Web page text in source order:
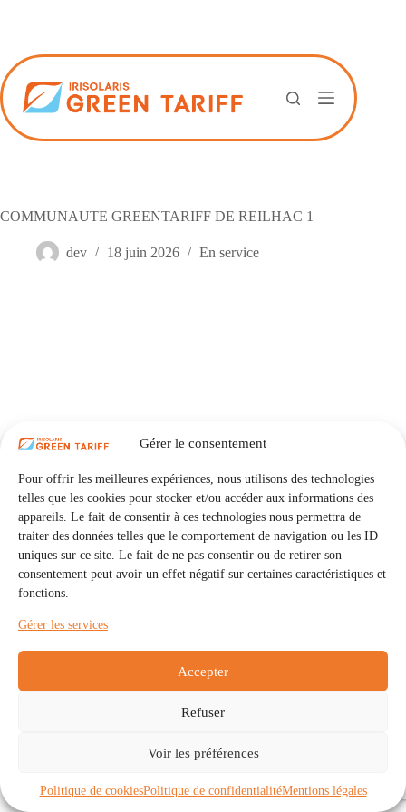
Gérer le consentement
Pour offrir les meilleures expériences, nous utilisons des technologies
telles que les cookies pour stocker et/ou accéder aux informations des
appareils. Le fait de consentir à ces technologies nous permettra de
traiter des données telles que le comportement de navigation ou les ID
uniques sur ce site. Le fait de ne pas consentir ou de retirer son
consentement peut avoir un effet négatif sur certaines caractéristiques et
fonctions.
Gérer les services
Accepter
Refuser
Voir les préférences
Politique de cookiesPolitique de confidentialitéMentions légales
COMMUNAUTE GREENTARIFF DE REILHAC 1
dev 18 juin 2026 En service
Communautés
À propos
Politique de cookies (UE)